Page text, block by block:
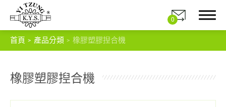
0
首頁 產品分類 橡膠塑膠揑合機
橡膠塑膠揑合機
關於我們